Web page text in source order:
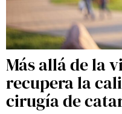
Más allá de la
recupera la
cirugía de